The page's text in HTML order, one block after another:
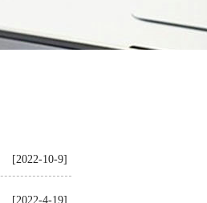
[2022-10-9]
[2022-4-19]